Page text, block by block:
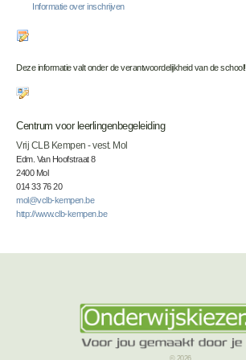
Informatie over inschrijven
Deze informatie valt onder de verantwoordelijkheid van de school!
Centrum voor leerlingenbegeleiding
Vrij CLB Kempen - vest. Mol
Edm. Van Hoofstraat 8
2400 Mol
014 33 76 20
mol@vclb-kempen.be
http://www.clb-kempen.be